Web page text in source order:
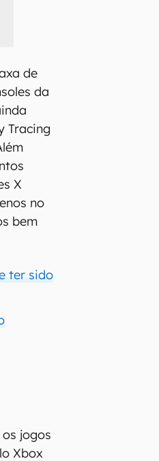
de
da
Tracing
X
no
bem
ter sido
jogos
Xbox